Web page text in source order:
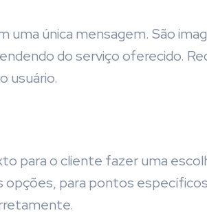
uma única mensagem. São
do serviço oferecido.
usuário.
para o cliente fazer uma
opções, para pontos